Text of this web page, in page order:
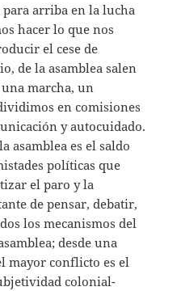
arriba en la lucha
hacer lo que nos
el cese de
de la asamblea salen
marcha, un
en comisiones
y autocuidado.
asamblea es el saldo
políticas que
el paro y la
de pensar, debatir,
los mecanismos del
desde una
mayor conflicto es el
colonial-